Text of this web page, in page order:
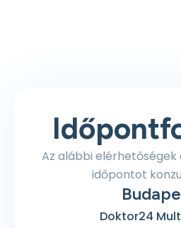
Az alábbi
időpontot
Doktor24